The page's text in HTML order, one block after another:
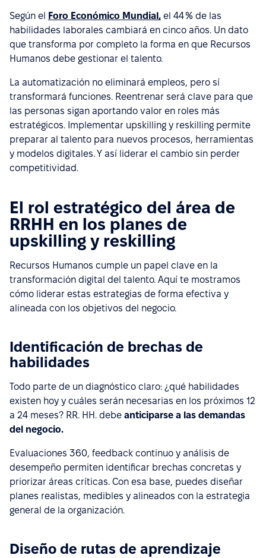
Según el Foro Económico Mundial, el 44 % de las
habilidades laborales cambiará en cinco años. Un dato
que transforma por completo la forma en que Recursos
Humanos debe gestionar el talento.
La automatización no eliminará empleos, pero sí
transformará funciones. Reentrenar será clave para que
las personas sigan aportando valor en roles más
estratégicos. Implementar upskilling y reskilling permite
preparar al talento para nuevos procesos, herramientas
y modelos digitales. Y así liderar el cambio sin perder
competitividad.
El rol estratégico del área de
RRHH en los planes de
upskilling y reskilling
Recursos Humanos cumple un papel clave en la
transformación digital del talento. Aquí te mostramos
cómo liderar estas estrategias de forma efectiva y
alineada con los objetivos del negocio.
Identificación de brechas de
habilidades
Todo parte de un diagnóstico claro: ¿qué habilidades
existen hoy y cuáles serán necesarias en los próximos 12
a 24 meses? RR. HH. debe anticiparse a las demandas
del negocio.
Evaluaciones 360, feedback continuo y análisis de
desempeño permiten identificar brechas concretas y
priorizar áreas críticas. Con esa base, puedes diseñar
planes realistas, medibles y alineados con la estrategia
general de la organización.
Diseño de rutas de aprendizaje